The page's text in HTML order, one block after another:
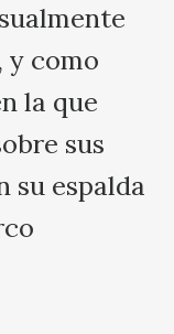
y como
la que
sus
su espalda